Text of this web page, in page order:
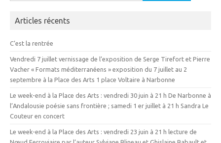
Articles récents
C’est la rentrée
Vendredi 7 juillet vernissage de l’exposition de Serge Tirefort et Pierre
Vacher « Formats méditerranéens » exposition du 7 juillet au 2
septembre à la Place des Arts 1 place Voltaire à Narbonne
Le week-end à la Place des Arts : vendredi 30 juin à 21 h De Narbonne à
l’Andalousie poésie sans frontière ; samedi 1 er juillet à 21 h Sandra Le
Couteur en concert
Le week-end à la Place des Arts : vendredi 23 juin à 21 h lecture de